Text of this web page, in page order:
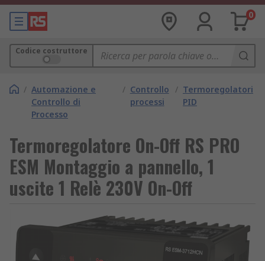
0
Codice costruttore
/ Automazione e
Controllo di
Processo
/ Controllo
processi
/ Termoregolatori
PID
Termoregolatore On-Off RS PRO
ESM Montaggio a pannello, 1
uscite 1 Relè 230V On-Off